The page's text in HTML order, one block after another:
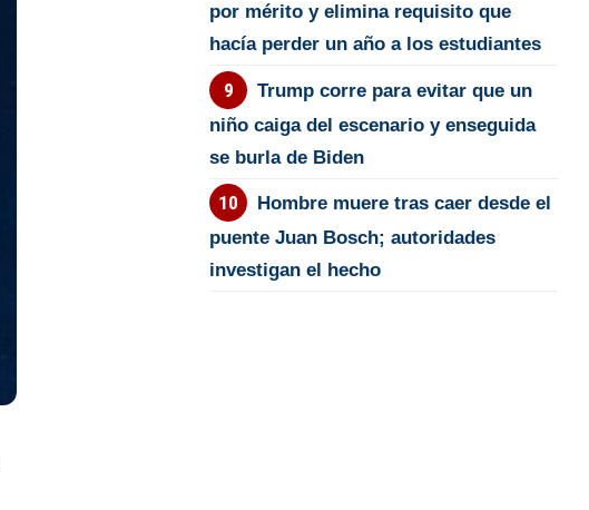
por mérito y elimina requisito que
hacía perder un año a los estudiantes
Trump corre para evitar que un
niño caiga del escenario y enseguida
se burla de Biden
Hombre muere tras caer desde el
puente Juan Bosch; autoridades
investigan el hecho